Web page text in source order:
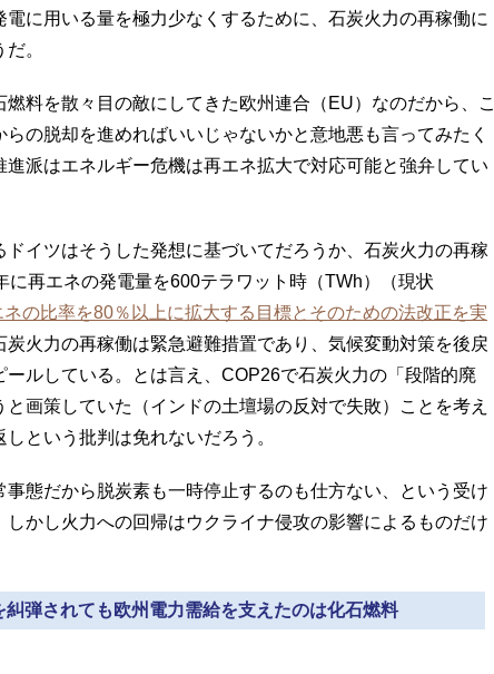
に用いる量を極力少なくするために、石炭火力の再稼働に
。
料を散々目の敵にしてきた欧州連合（EU）なのだから、こ
の脱却を進めればいいじゃないかと意地悪も言ってみたく
派はエネルギー危機は再エネ拡大で対応可能と強弁してい
イツはそうした発想に基づいてだろうか、石炭火力の再稼
に再エネの発電量を600テラワット時（TWh）（現状
ネの比率を80％以上に拡大する目標とそのための法改正を実
炭火力の再稼働は緊急避難措置であり、気候変動対策を後戻
ールしている。とは言え、COP26で石炭火力の「段階的廃
画策していた（インドの土壇場の反対で失敗）ことを考え
という批判は免れないだろう。
態だから脱炭素も一時停止するのも仕方ない、という受け
しかし火力への回帰はウクライナ侵攻の影響によるものだけ
糾弾されても欧州電力需給を支えたのは化石燃料